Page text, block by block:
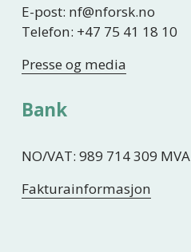
E-post: nf@nforsk.no
Telefon: +47 75 41 18 10
Presse og media
Bank
NO/VAT: 989 714 309 MVA
Fakturainformasjon